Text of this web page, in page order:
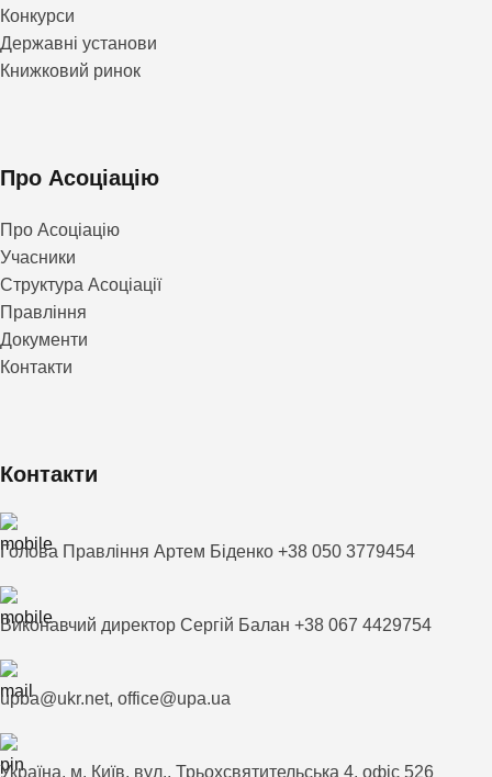
Конкурси
Державні установи
Книжковий ринок
Про Асоціацію
Про Асоціацію
Учасники
Структура Асоціації
Правління
Документи
Контакти
Контакти
Голова Правління Артем Біденко +38 050 3779454
Виконавчий директор Сергій Балан +38 067 4429754
upba@ukr.net, office@upa.ua
Україна, м. Київ, вул., Трьохсвятительська 4, офіс 526